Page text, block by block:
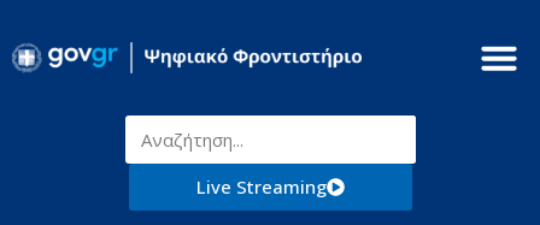
Live Streaming